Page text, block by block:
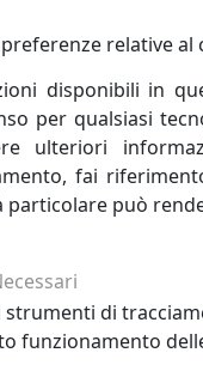
SET 6X CALICE
MULTICOLORE
relative
disponibili in
per qualsiasi
ulteriori
fai
particolare può
strumenti di
funzionamento